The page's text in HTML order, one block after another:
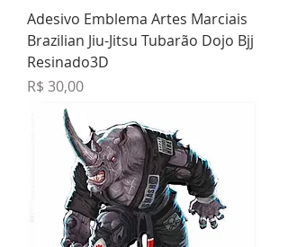
Adesivo Emblema Artes Marciais
Brazilian Jiu-Jitsu Tubarão Dojo Bjj
Resinado3D
Preço
R$ 30,00